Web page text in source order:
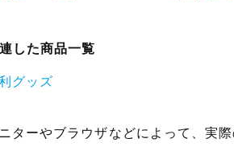
した商品一覧
グッズ
ターやブラウザなどによって、実